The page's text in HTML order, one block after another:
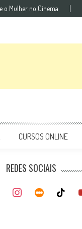
o Mulher no Cinema
CURSOS ONLINE
REDES SOCIAIS